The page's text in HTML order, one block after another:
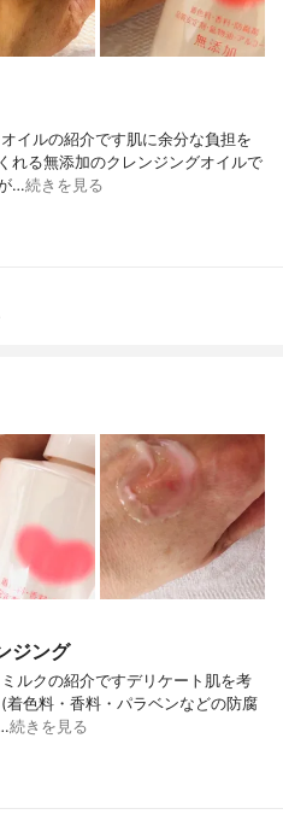
イルの紹介です肌に余分な負担を
れる無添加のクレンジングオイルで
…続きを見る
ジング
ルクの紹介ですデリケート肌を考
色料・香料・パラベンなどの防腐
続きを見る